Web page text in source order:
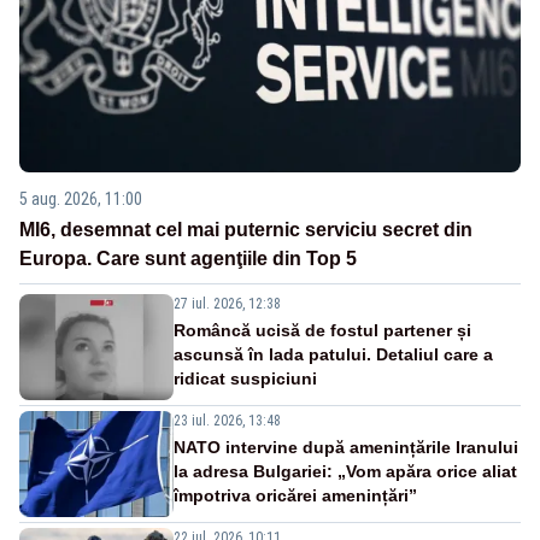
5 aug. 2026, 11:00
MI6, desemnat cel mai puternic serviciu secret din
Europa. Care sunt agenţiile din Top 5
27 iul. 2026, 12:38
Româncă ucisă de fostul partener și
ascunsă în lada patului. Detaliul care a
ridicat suspiciuni
23 iul. 2026, 13:48
NATO intervine după amenințările Iranului
la adresa Bulgariei: „Vom apăra orice aliat
împotriva oricărei amenințări”